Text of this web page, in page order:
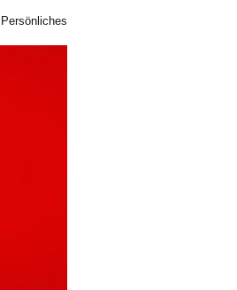
Persönliches